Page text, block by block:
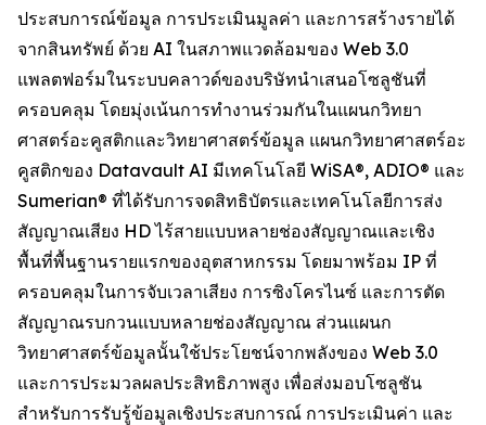
ประสบการณ์ข้อมูล การประเมินมูลค่า และการสร้างรายได้
จากสินทรัพย์ ด้วย AI ในสภาพแวดล้อมของ Web 3.0
แพลตฟอร์มในระบบคลาวด์ของบริษัทนำเสนอโซลูชันที่
ครอบคลุม โดยมุ่งเน้นการทำงานร่วมกันในแผนกวิทยา
ศาสตร์อะคูสติกและวิทยาศาสตร์ข้อมูล แผนกวิทยาศาสตร์อะ
คูสติกของ Datavault AI มีเทคโนโลยี WiSA®, ADIO® และ
Sumerian® ที่ได้รับการจดสิทธิบัตรและเทคโนโลยีการส่ง
สัญญาณเสียง HD ไร้สายแบบหลายช่องสัญญาณและเชิง
พื้นที่พื้นฐานรายแรกของอุตสาหกรรม โดยมาพร้อม IP ที่
ครอบคลุมในการจับเวลาเสียง การซิงโครไนซ์ และการตัด
สัญญาณรบกวนแบบหลายช่องสัญญาณ ส่วนแผนก
วิทยาศาสตร์ข้อมูลนั้นใช้ประโยชน์จากพลังของ Web 3.0
และการประมวลผลประสิทธิภาพสูง เพื่อส่งมอบโซลูชัน
สำหรับการรับรู้ข้อมูลเชิงประสบการณ์ การประเมินค่า และ